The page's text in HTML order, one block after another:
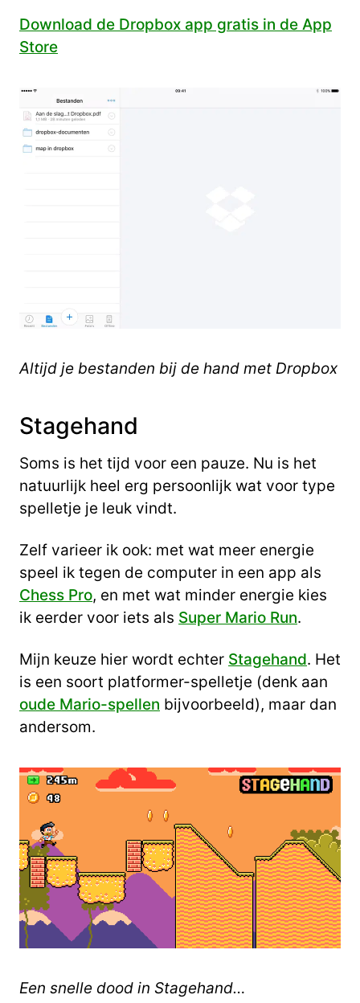
Download de Dropbox app gratis in de App
Store
Altijd je bestanden bij de hand met Dropbox
Stagehand
Soms is het tijd voor een pauze. Nu is het
natuurlijk heel erg persoonlijk wat voor type
spelletje je leuk vindt.
Zelf varieer ik ook: met wat meer energie
speel ik tegen de computer in een app als
Chess Pro, en met wat minder energie kies
ik eerder voor iets als Super Mario Run.
Mijn keuze hier wordt echter Stagehand. Het
is een soort platformer-spelletje (denk aan
oude Mario-spellen bijvoorbeeld), maar dan
andersom.
Een snelle dood in Stagehand…